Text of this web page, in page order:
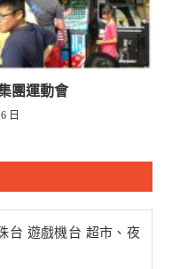
團運動會
日
台 遊戲機台 超市、夜